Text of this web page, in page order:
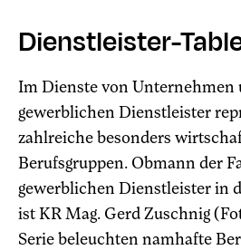
Dienstleister-
Im Dienste von Unternehmen
gewerblichen Dienstleister
zahlreiche besonders
Berufsgruppen. Obmann der
gewerblichen Dienstleister in
ist KR Mag. Gerd Zuschnig
Serie beleuchten namhafte